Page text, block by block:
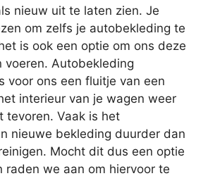
nieuw uit te laten zien. Je
om zelfs je autobekleding te
is ook een optie om ons deze
voeren. Autobekleding
voor ons een fluitje van een
interieur van je wagen weer
tevoren. Vaak is het
nieuwe bekleding duurder dan
Mocht dit dus een optie
raden we aan om hiervoor te